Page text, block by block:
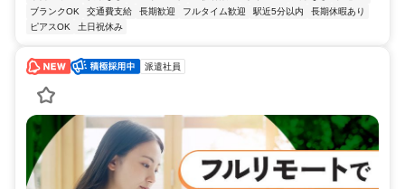
ブランクOK
交通費支給 長期歓迎 フルタイム歓迎 駅近5分以内
長期休暇あり
ピアスOK
土日祝休み
派遣社員